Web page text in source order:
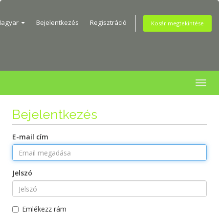
Bejelentkezés Regisztráció Kosár megtekintése
Bejelentkezés
E-mail cím
Jelszó
Emlékezz rám